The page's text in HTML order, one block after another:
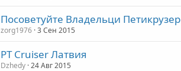
Посоветуйте Владельци
zorg1976 3 Сен 2015
PT Cruiser Латвия
Dzhedy 24 Авг 2015